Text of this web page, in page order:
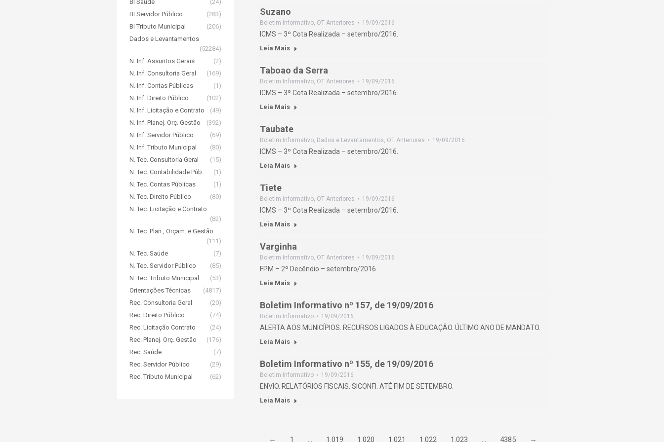
Suzano
Boletim Informativo, OT Anteriores 19/09/2016
ICMS – 3º Cota Realizada – setembro/2016.
Leia Mais
Taboao da Serra
Boletim Informativo, OT Anteriores 19/09/2016
ICMS – 3º Cota Realizada – setembro/2016.
Leia Mais
Taubate
Boletim Informativo, Dados e Levantamentos, OT Anteriores 19/09/2016
ICMS – 3º Cota Realizada – setembro/2016.
Leia Mais
Tiete
Boletim Informativo, OT Anteriores 19/09/2016
ICMS – 3º Cota Realizada – setembro/2016.
Leia Mais
Varginha
Boletim Informativo, OT Anteriores 19/09/2016
FPM – 2º Decêndio – setembro/2016.
Leia Mais
Boletim Informativo nº 157, de 19/09/2016
Boletim Informativo 19/09/2016
ALERTA AOS MUNICÍPIOS. RECURSOS LIGADOS À EDUCAÇÃO. ÚLTIMO ANO DE MANDATO.
Leia Mais
Boletim Informativo nº 155, de 19/09/2016
Boletim Informativo 19/09/2016
ENVIO. RELATÓRIOS FISCAIS. SICONFI. ATÉ FIM DE SETEMBRO.
Leia Mais
← 1 … 1.019 1.020 1.021 1.022 1.023 … 4385 →
BI Saúde
(24)
BI Servidor Público
(283)
BI Tributo Municipal
(206)
Dados e Levantamentos
(52284)
N. Inf. Assuntos Gerais
(2)
N. Inf. Consultoria Geral
(169)
N. Inf. Contas Públicas
(1)
N. Inf. Direito Público
(102)
N. Inf. Licitação e Contrato
(49)
N. Inf. Planej. Orç. Gestão
(392)
N. Inf. Servidor Público
(69)
N. Inf. Tributo Municipal
(80)
N. Tec. Consultoria Geral
(15)
N. Tec. Contabilidade Púb.
(1)
N. Tec. Contas Públicas
(1)
N. Tec. Direito Público
(80)
N. Tec. Licitação e Contrato
(82)
N. Tec. Plan., Orçam. e Gestão
(111)
N. Tec. Saúde
(7)
N. Tec. Servidor Público
(85)
N. Tec. Tributo Municipal
(53)
Orientações Técnicas
(4817)
Rec. Consultoria Geral
(20)
Rec. Direito Público
(74)
Rec. Licitação Contrato
(24)
Rec. Planej. Orç. Gestão
(176)
Rec. Saúde
(7)
Rec. Servidor Público
(29)
Rec. Tributo Municipal
(62)